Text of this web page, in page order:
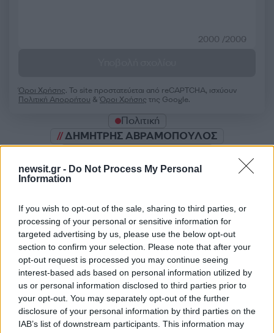
newsit.gr - Do Not Process My Personal
Information
If you wish to opt-out of the sale, sharing to third parties, or
processing of your personal or sensitive information for
targeted advertising by us, please use the below opt-out
section to confirm your selection. Please note that after your
opt-out request is processed you may continue seeing
interest-based ads based on personal information utilized by
us or personal information disclosed to third parties prior to
your opt-out. You may separately opt-out of the further
disclosure of your personal information by third parties on the
IAB’s list of downstream participants. This information may
2000 /2000
Όροι Χρήσης. Το site προστατεύεται από reCAPTCHA, ισχύουν
Πολιτική Απορρήτου &Όροι Χρήσης της Google.
Πολιτική
ΔΗΜΗΤΡΗΣ ΑΒΡΑΜΟΠΟΥΛΟΣ
τελευταία νέατης ημέρας
Πιο δημοφιλή
1 Έφυγαν οι συνεργάτες, μένει η Μαρία
Καρυστιανού - Η επόμενη μέρα για την